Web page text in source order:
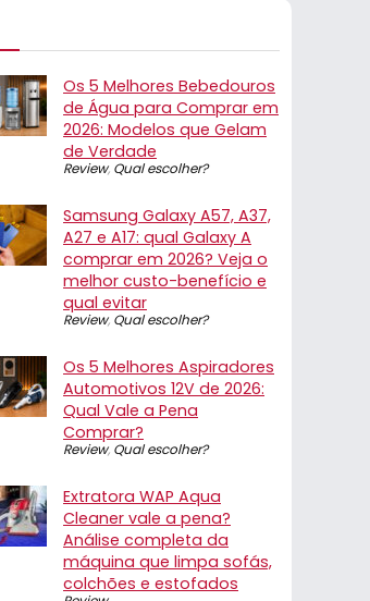
Os 5 Melhores Bebedouros
de Água para Comprar em
2026: Modelos que Gelam
de Verdade
Review, Qual escolher?
Samsung Galaxy A57, A37,
A27 e A17: qual Galaxy A
comprar em 2026? Veja o
melhor custo-benefício e
qual evitar
Review, Qual escolher?
Os 5 Melhores Aspiradores
Automotivos 12V de 2026:
Qual Vale a Pena
Comprar?
Review, Qual escolher?
Extratora WAP Aqua
Cleaner vale a pena?
Análise completa da
máquina que limpa sofás,
colchões e estofados